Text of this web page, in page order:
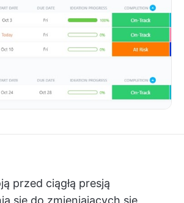
przed ciągłą presją
się do zmieniających się